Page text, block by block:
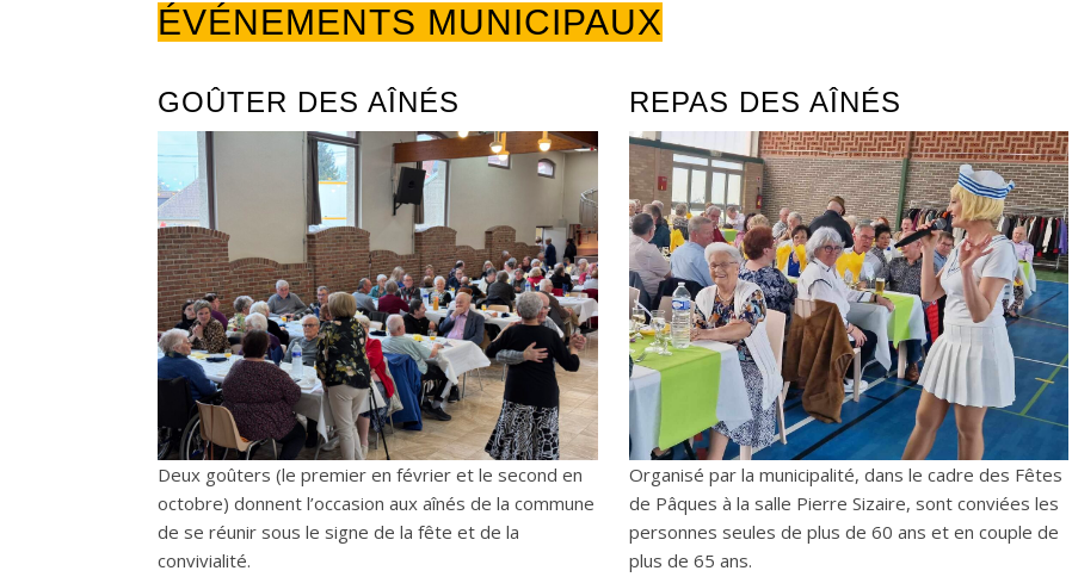
ÉVÉNEMENTS MUNICIPAUX
GOÛTER DES AÎNÉS
Deux goûters (le premier en février et le second en
octobre) donnent l’occasion aux aînés de la commune
de se réunir sous le signe de la fête et de la
convivialité.
REPAS DES AÎNÉS
Organisé par la municipalité, dans le cadre des Fêtes
de Pâques à la salle Pierre Sizaire, sont conviées les
personnes seules de plus de 60 ans et en couple de
plus de 65 ans.